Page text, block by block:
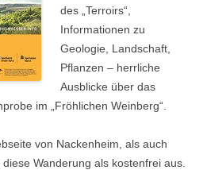
des „Terroirs“,
Informationen zu
Geologie, Landschaft,
Pflanzen – herrliche
Ausblicke über das
im „Fröhlichen Weinberg“.
von Nackenheim, als auch
Wanderung als kostenfrei aus.